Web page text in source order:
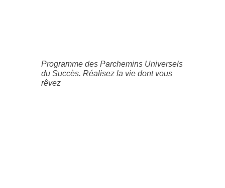
Programme des Parchemins Universels
du Succès. Réalisez la vie dont vous
rêvez